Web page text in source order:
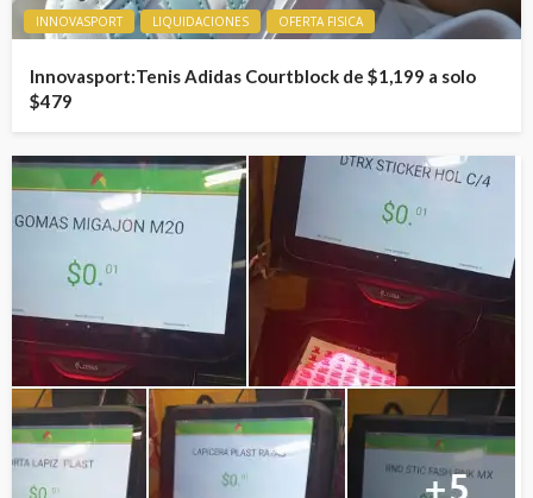
INNOVASPORT LIQUIDACIONES OFERTA FISICA
Innovasport:Tenis Adidas Courtblock de $1,199 a solo
$479